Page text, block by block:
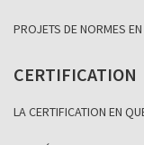
PROJETS DE NORMES
CERTIFICATION
LA CERTIFICATION EN